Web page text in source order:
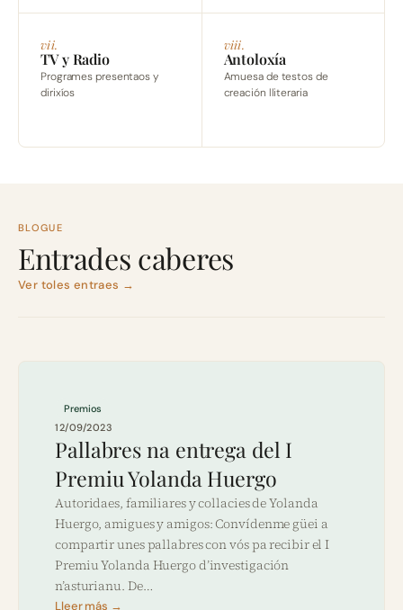
vii.
TV y Radio
Programes presentaos y
dirixíos
viii.
Antoloxía
Amuesa de testos de
creación lliteraria
BLOGUE
Entrades caberes
Ver toles entraes →
Premios
12/09/2023
Pallabres na entrega del I
Premiu Yolanda Huergo
Autoridaes, familiares y collacies de Yolanda
Huergo, amigues y amigos: Convídenme güei a
compartir unes pallabres con vós pa recibir el I
Premiu Yolanda Huergo d’investigación
n’asturianu. De…
Lleer más →